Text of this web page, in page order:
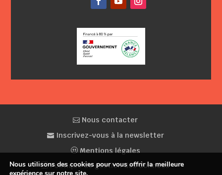
Nous contacter
Inscrivez-vous à la newsletter
Mentions légales
Politique de gestion des données
Nous utilisons des cookies pour vous offrir la meilleure